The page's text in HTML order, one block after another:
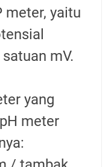
meter, yaitu
mV.
yang
meter